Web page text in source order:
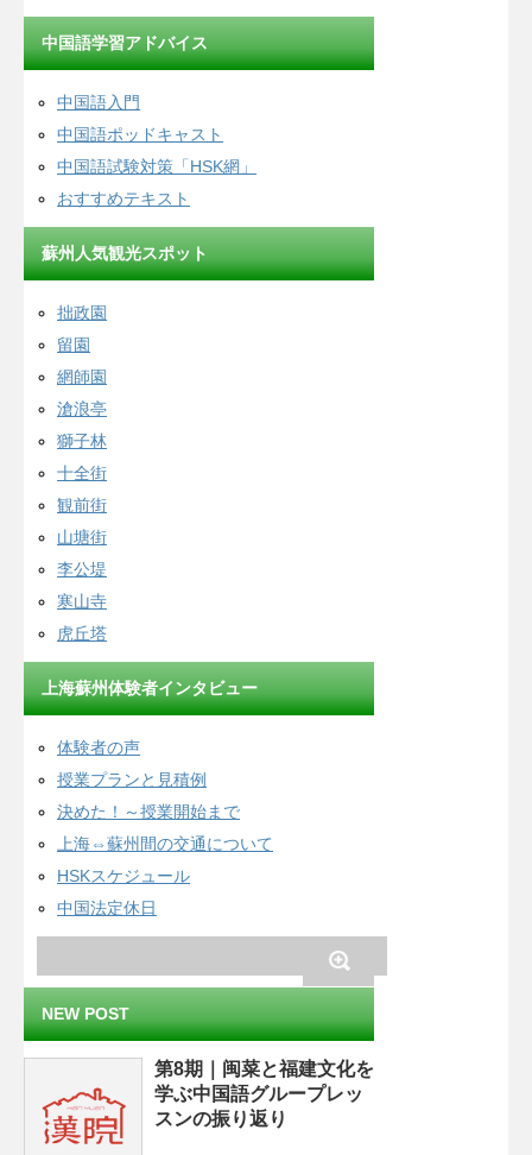
中国語学習アドバイス
中国語入門
中国語ポッドキャスト
中国語試験対策「HSK網」
おすすめテキスト
蘇州人気観光スポット
拙政園
留園
網師園
滄浪亭
獅子林
十全街
観前街
山塘街
李公堤
寒山寺
虎丘塔
上海蘇州体験者インタビュー
体験者の声
授業プランと見積例
決めた！～授業開始まで
上海⇔蘇州間の交通について
HSKスケジュール
中国法定休日
NEW POST
第8期｜闽菜と福建文化を
学ぶ中国語グループレッ
スンの振り返り